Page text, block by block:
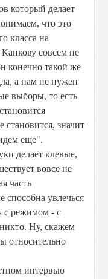
который делает
что это
класса на
совсем не
конечно такой же
а нам не нужен
выборы, то есть
становится, значит
еще".
делает клевые,
вовсе не
часть
способна увлечься
с режимом - с
Ну, скажем
относительно
интервью